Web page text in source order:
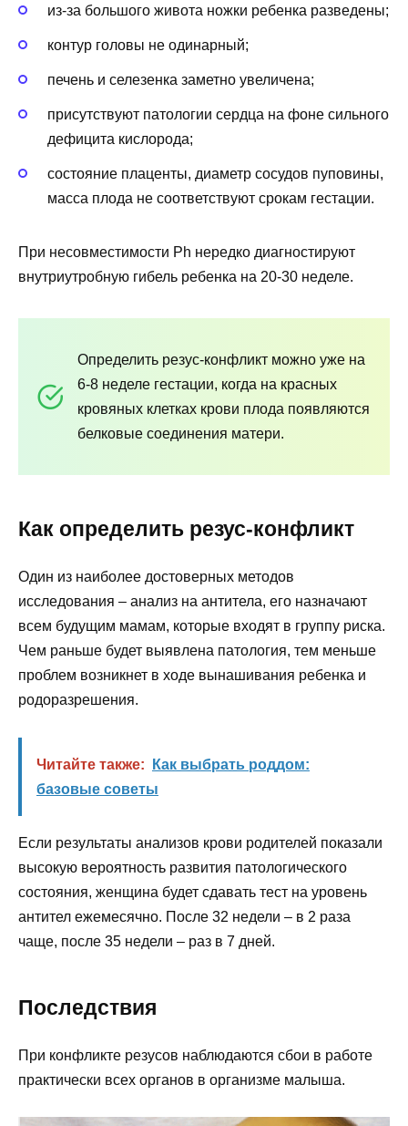
из-за большого живота ножки ребенка разведены;
контур головы не одинарный;
печень и селезенка заметно увеличена;
присутствуют патологии сердца на фоне сильного
дефицита кислорода;
состояние плаценты, диаметр сосудов пуповины,
масса плода не соответствуют срокам гестации.
При несовместимости Ph нередко диагностируют
внутриутробную гибель ребенка на 20-30 неделе.
Определить резус-конфликт можно уже на
6-8 неделе гестации, когда на красных
кровяных клетках крови плода появляются
белковые соединения матери.
Как определить резус-конфликт
Один из наиболее достоверных методов
исследования – анализ на антитела, его назначают
всем будущим мамам, которые входят в группу риска.
Чем раньше будет выявлена патология, тем меньше
проблем возникнет в ходе вынашивания ребенка и
родоразрешения.
Читайте также:
Как выбрать роддом:
базовые советы
Если результаты анализов крови родителей показали
высокую вероятность развития патологического
состояния, женщина будет сдавать тест на уровень
антител ежемесячно. После 32 недели – в 2 раза
чаще, после 35 недели – раз в 7 дней.
Последствия
При конфликте резусов наблюдаются сбои в работе
практически всех органов в организме малыша.